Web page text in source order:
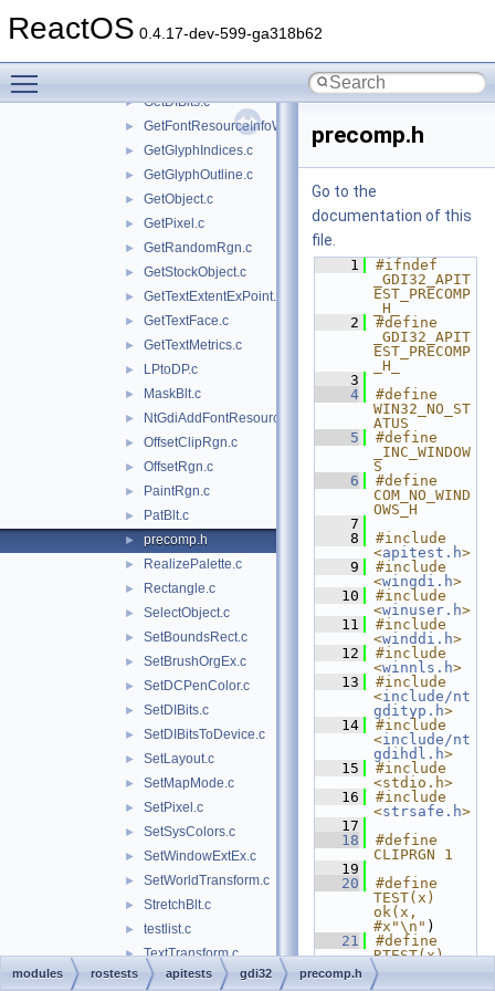
ReactOS 0.4.17-dev-599-ga318b62
► GetClipRgn.c
► GetDIBits.c
► GetFontResourceInfoW.c
► GetGlyphIndices.c
► GetGlyphOutline.c
► GetObject.c
► GetPixel.c
► GetRandomRgn.c
► GetStockObject.c
► GetTextExtentExPoint.c
► GetTextFace.c
► GetTextMetrics.c
► LPtoDP.c
► MaskBlt.c
► NtGdiAddFontResource.c
► OffsetClipRgn.c
► OffsetRgn.c
► PaintRgn.c
► PatBlt.c
► precomp.h
► RealizePalette.c
► Rectangle.c
► SelectObject.c
► SetBoundsRect.c
► SetBrushOrgEx.c
► SetDCPenColor.c
► SetDIBits.c
► SetDIBitsToDevice.c
► SetLayout.c
► SetMapMode.c
► SetPixel.c
► SetSysColors.c
► SetWindowExtEx.c
► SetWorldTransform.c
► StretchBlt.c
► testlist.c
► TextTransform.c
► gditools
precomp.h
Go to the
documentation of this
file.
    1
#ifndef
_GDI32_APIT
EST_PRECOMP
_H_
    2
#define
_GDI32_APIT
EST_PRECOMP
_H_
    3
    4
#define
WIN32_NO_ST
ATUS
    5
#define
_INC_WINDOW
S
    6
#define
COM_NO_WIND
OWS_H
    7
    8
#include
<apitest.h>
    9
#include
<wingdi.h>
   10
#include
<winuser.h>
   11
#include
<winddi.h>
   12
#include
<winnls.h>
   13
#include
<include/nt
gdityp.h>
   14
#include
<include/nt
gdihdl.h>
   15
#include
<stdio.h>
   16
#include
<strsafe.h>
   17
   18
#define
CLIPRGN 1
   19
   20
#define
TEST(x)
ok(x,
#x"\n" )
   21
#define
RTEST(x)
ok(x,
#x"\n"
modules rostests apitests gdi32 precomp.h